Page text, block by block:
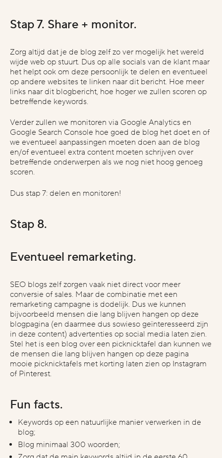
Stap 7. Share + monitor.
Zorg altijd dat je de blog zelf zo ver mogelijk het wereld
wijde web op stuurt. Dus op alle socials van de klant maar
het helpt ook om deze persoonlijk te delen en eventueel
op andere websites te linken naar dit bericht. Hoe meer
links naar dit blogbericht, hoe hoger we zullen scoren op
betreffende keywords.
Verder zullen we monitoren via Google Analytics en
Google Search Console hoe goed de blog het doet en of
we eventueel aanpassingen moeten doen aan de blog
en/of eventueel extra content moeten schrijven over
betreffende onderwerpen als we nog niet hoog genoeg
scoren.
Dus stap 7: delen en monitoren!
Stap 8.
Eventueel remarketing.
SEO blogs zelf zorgen vaak niet direct voor meer
conversie of sales. Maar de combinatie met een
remarketing campagne is dodelijk. Dus we kunnen
bijvoorbeeld mensen die lang blijven hangen op deze
blogpagina (en daarmee dus sowieso geïnteresseerd zijn
in deze content) advertenties op social media laten zien.
Stel het is een blog over een picknicktafel dan kunnen we
de mensen die lang blijven hangen op deze pagina
mooie picknicktafels met korting laten zien op Instagram
of Pinterest.
Fun facts.
Keywords op een natuurlijke manier verwerken in de
blog;
Blog minimaal 300 woorden;